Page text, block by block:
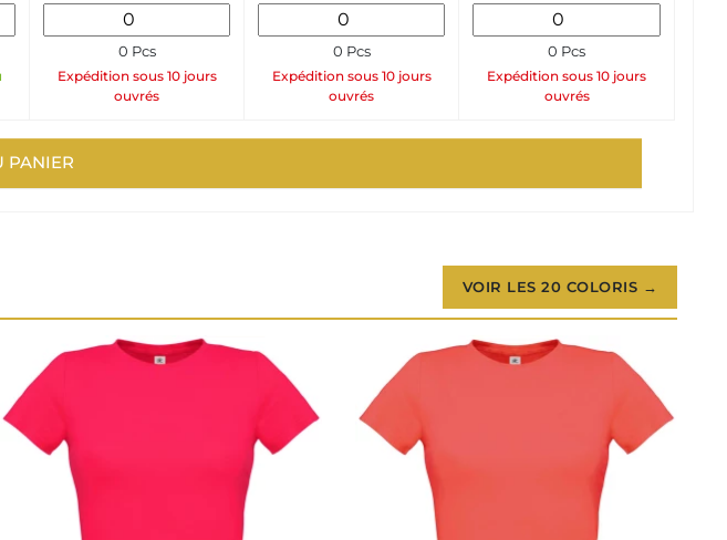
0 Pcs
Expédition sous 10 jours
ouvrés
0 Pcs
Expédition sous 10 jours
ouvrés
0 Pcs
Expédition sous 10 jours
ouvrés
PANIER
VOIR LES 20 COLORIS →